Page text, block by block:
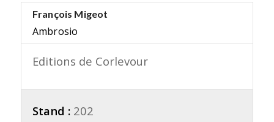
François Migeot
Ambrosio
Editions de Corlevour
Stand : 202